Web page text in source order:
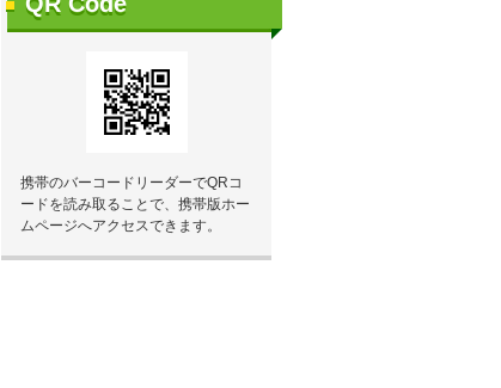
携帯のバーコードリーダーでQRコ
ードを読み取ることで、携帯版ホー
ムページへアクセスできます。